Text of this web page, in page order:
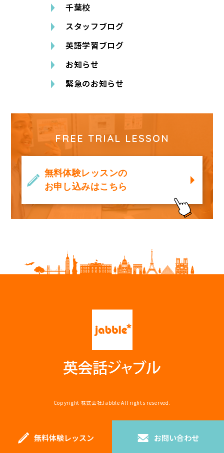
千葉校
スタッフブログ
英語学習ブログ
お知らせ
緊急のお知らせ
FREE TRIAL LESSON
無料体験レッスンの
お申し込みはこちら
Copyright 株式会社Jabble All rights reserved.
無料体験レッスン お問い合わせ